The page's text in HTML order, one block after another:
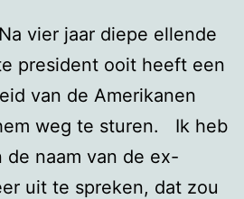
vier jaar diepe ellende
president ooit heeft een
van de Amerikanen
weg te sturen. Ik heb
de naam van de ex-
uit te spreken, dat zou